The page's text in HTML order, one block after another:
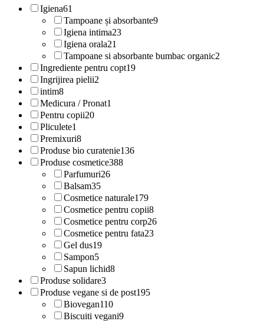
Igiena61
Tampoane și absorbante9
Igiena intima23
Igiena orala21
Tampoane si absorbante bumbac organic2
Ingrediente pentru copt19
Ingrijirea pielii2
intim8
Medicura / Pronat1
Pentru copii20
Pliculete1
Premixuri8
Produse bio curatenie136
Produse cosmetice388
Parfumuri26
Balsam35
Cosmetice naturale179
Cosmetice pentru copii8
Cosmetice pentru corp26
Cosmetice pentru fata23
Gel dus19
Sampon5
Sapun lichid8
Produse solidare3
Produse vegane si de post195
Biovegan110
Biscuiti vegani9